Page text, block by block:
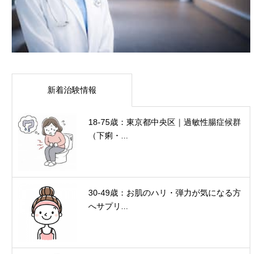
新着治験情報
18-75歳：東京都中央区｜過敏性腸症候群
（下痢・...
30-49歳：お肌のハリ・弾力が気になる方
へサプリ...